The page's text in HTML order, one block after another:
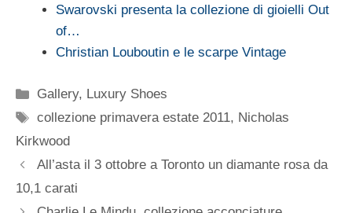
Swarovski presenta la collezione di gioielli Out
of…
Christian Louboutin e le scarpe Vintage
Categorie
Gallery, Luxury Shoes
Tag
collezione primavera estate 2011, Nicholas
Kirkwood
All’asta il 3 ottobre a Toronto un diamante rosa da
10,1 carati